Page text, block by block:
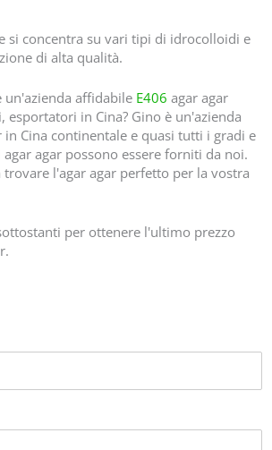
si concentra su vari tipi di idrocolloidi e
di alta qualità.
un'azienda affidabile E406 agar agar
in Cina? Gino è un'azienda
in Cina continentale e quasi tutti i gradi e
agar possono essere forniti da noi.
l'agar agar perfetto per la vostra
per ottenere l'ultimo prezzo